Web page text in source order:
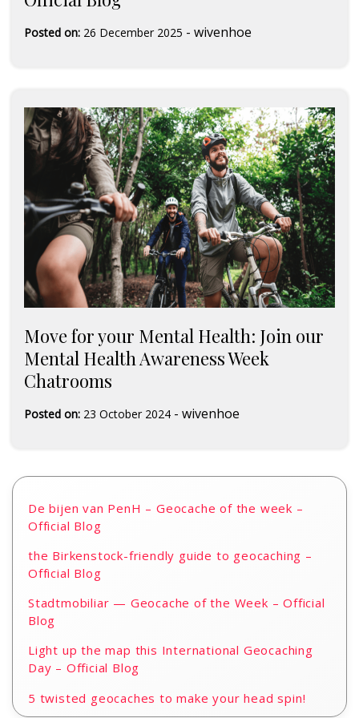
Posted on: 26 December 2025 - wivenhoe
Move for your Mental Health: Join our
Mental Health Awareness Week
Chatrooms
Posted on: 23 October 2024 - wivenhoe
De bijen van PenH – Geocache of the week –
Official Blog
the Birkenstock-friendly guide to geocaching –
Official Blog
Stadtmobiliar — Geocache of the Week – Official
Blog
Light up the map this International Geocaching
Day – Official Blog
5 twisted geocaches to make your head spin!